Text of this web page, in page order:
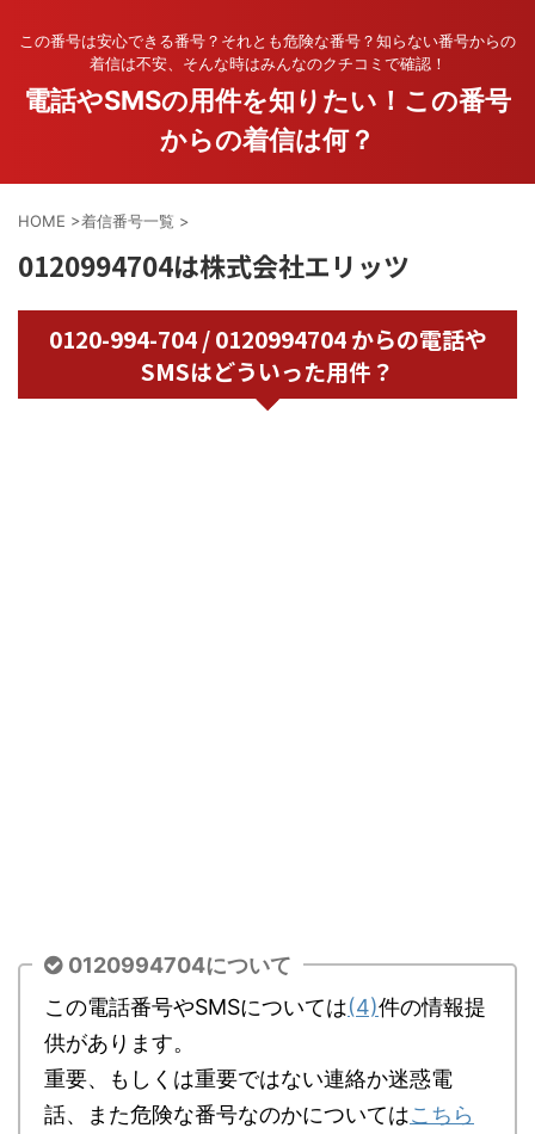
この番号は安心できる番号？それとも危険な番号？知らない番号からの
着信は不安、そんな時はみんなのクチコミで確認！
電話やSMSの用件を知りたい！この番号
からの着信は何？
HOME >着信番号一覧 >
0120994704は株式会社エリッツ
0120-994-704 / 0120994704 からの電話や
SMSはどういった用件？
0120994704について
この電話番号やSMSについては(4)件の情報提
供があります。
重要、もしくは重要ではない連絡か迷惑電
話、また危険な番号なのかについてはこちら